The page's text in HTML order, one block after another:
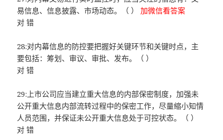
易信息、信息披露、市场动态。（ ）加微信看答案
对 错
28:对内幕信息的防控要把握好关键环节和关键时点，主
要包括：筹划、审议、审批、发布。（ ）
对 错
29:上市公司应当建立重大信息的内部保密制度，加强未
公开重大信息内部流转过程中的保密工作，尽量缩小知情
人员范围，并保证未公开重大信息处于可控状态。（ ）
对 错